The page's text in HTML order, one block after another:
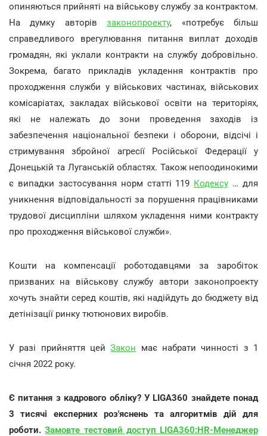
опиняються прийняті на військову службу за контрактом.
На думку авторівзаконопроекту, «потребує більш
справедливого врегулювання питання виплат доходів
громадян, які уклали контракти на службу добровільно.
Зокрема, багато прикладів укладення контрактів про
проходження служби у військових частинах, військових
комісаріатах, закладах військової освіти на територіях,
які не належать до зони проведення заходів із
забезпечення національної безпеки і оборони, відсічі і
стримування збройної агресії Російської Федерації у
Донецькій та Луганській областях. Також непоодинокими
є випадки застосування норм статті 119 Кодексу … для
уникнення відповідальності за порушення працівниками
трудової дисципліни шляхом укладення ними контракту
про проходження військової служби».
Кошти на компенсації роботодавцями за заробіток
призваних на військову службу автори законопроекту
хочуть знайти серед коштів, які надійдуть до бюджету від
детінізації ринку тютюнових виробів.
У разі прийняття цейЗакон має набрати чинності з 1
січня 2022 року.
Є питання з кадрового обліку? У LIGA360 знайдете понад
3 тисячі експерних роз'яснень та алгоритмів дій для
роботи.Замовте тестовий доступ LIGA360:HR-Менеджер